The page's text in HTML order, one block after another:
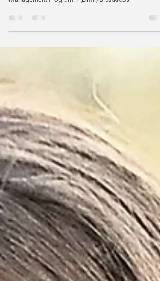
Interview in der Zeitschrift FORUM der
Vereinigung Bayerns KVB zum Thema Disease